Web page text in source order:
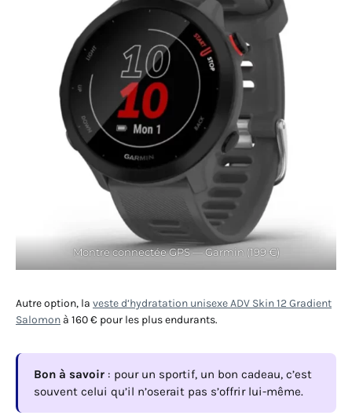
Montre connectée GPS — Garmin (199 €)
Autre option, la veste d’hydratation unisexe ADV Skin 12 Gradient
Salomon à 160 € pour les plus endurants.
Bon à savoir : pour un sportif, un bon cadeau, c’est
souvent celui qu’il n’oserait pas s’offrir lui-même.